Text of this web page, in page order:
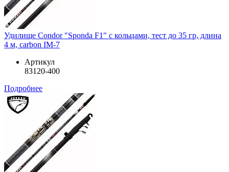
Удилище Condor "Sponda F1" с кольцами, тест до 35 гр, длина
4 м, carbon IM-7
Артикул
83120-400
Подробнее